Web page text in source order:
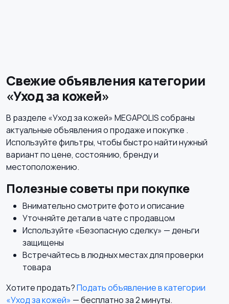
Свежие объявления категории
«Уход за кожей»
В разделе «Уход за кожей» MEGAPOLIS собраны
актуальные объявления о продаже и покупке .
Используйте фильтры, чтобы быстро найти нужный
вариант по цене, состоянию, бренду и
местоположению.
Полезные советы при покупке
Внимательно смотрите фото и описание
Уточняйте детали в чате с продавцом
Используйте «Безопасную сделку» — деньги
защищены
Встречайтесь в людных местах для проверки
товара
Хотите продать?Подать объявление в категории
«Уход за кожей» — бесплатно за 2 минуты.